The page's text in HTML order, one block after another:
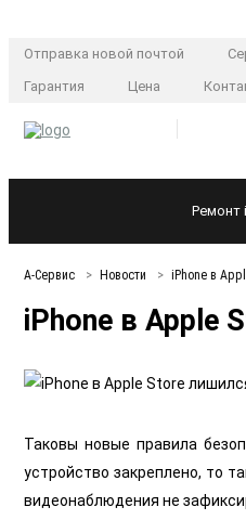
Отправка новой почтой
Гарантия
Цена
Ремонт
А-Сервис Новости iPhone в
iPhone в Apple
Таковы новые правила
устройство закреплено, то
видеонаблюдения не